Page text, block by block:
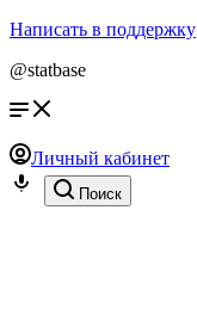
Написать в поддержку
@statbase
Личный кабинет
Поиск